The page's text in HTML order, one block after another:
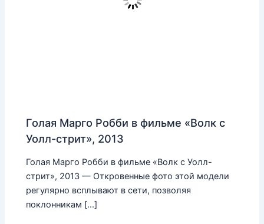
Голая Марго Робби в фильме «Волк с
Уолл-стрит», 2013
Голая Марго Робби в фильме «Волк с Уолл-
стрит», 2013 — Откровенные фото этой модели
регулярно всплывают в сети, позволяя
поклонникам […]